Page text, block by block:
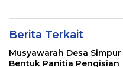
Berita Terkait
Musyawarah Desa Simpur
Bentuk Panitia Pengisian